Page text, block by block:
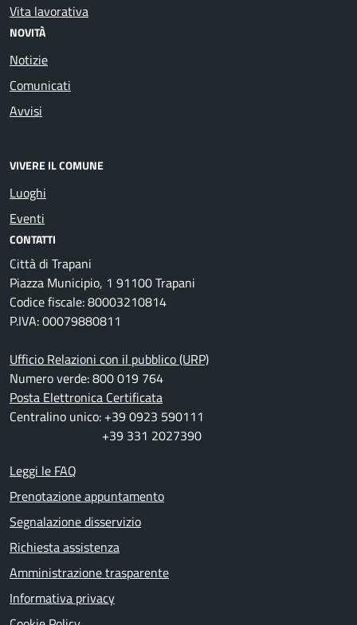
Vita lavorativa
NOVITÀ
Notizie
Comunicati
Avvisi
VIVERE IL COMUNE
Luoghi
Eventi
CONTATTI
Città di Trapani
Piazza Municipio, 1 91100 Trapani
Codice fiscale: 80003210814
P.IVA: 00079880811
Ufficio Relazioni con il pubblico (URP)
Numero verde: 800 019 764
Posta Elettronica Certificata
Centralino unico: +39 0923 590111
+39 331 2027390
Leggi le FAQ
Prenotazione appuntamento
Segnalazione disservizio
Richiesta assistenza
Amministrazione trasparente
Informativa privacy